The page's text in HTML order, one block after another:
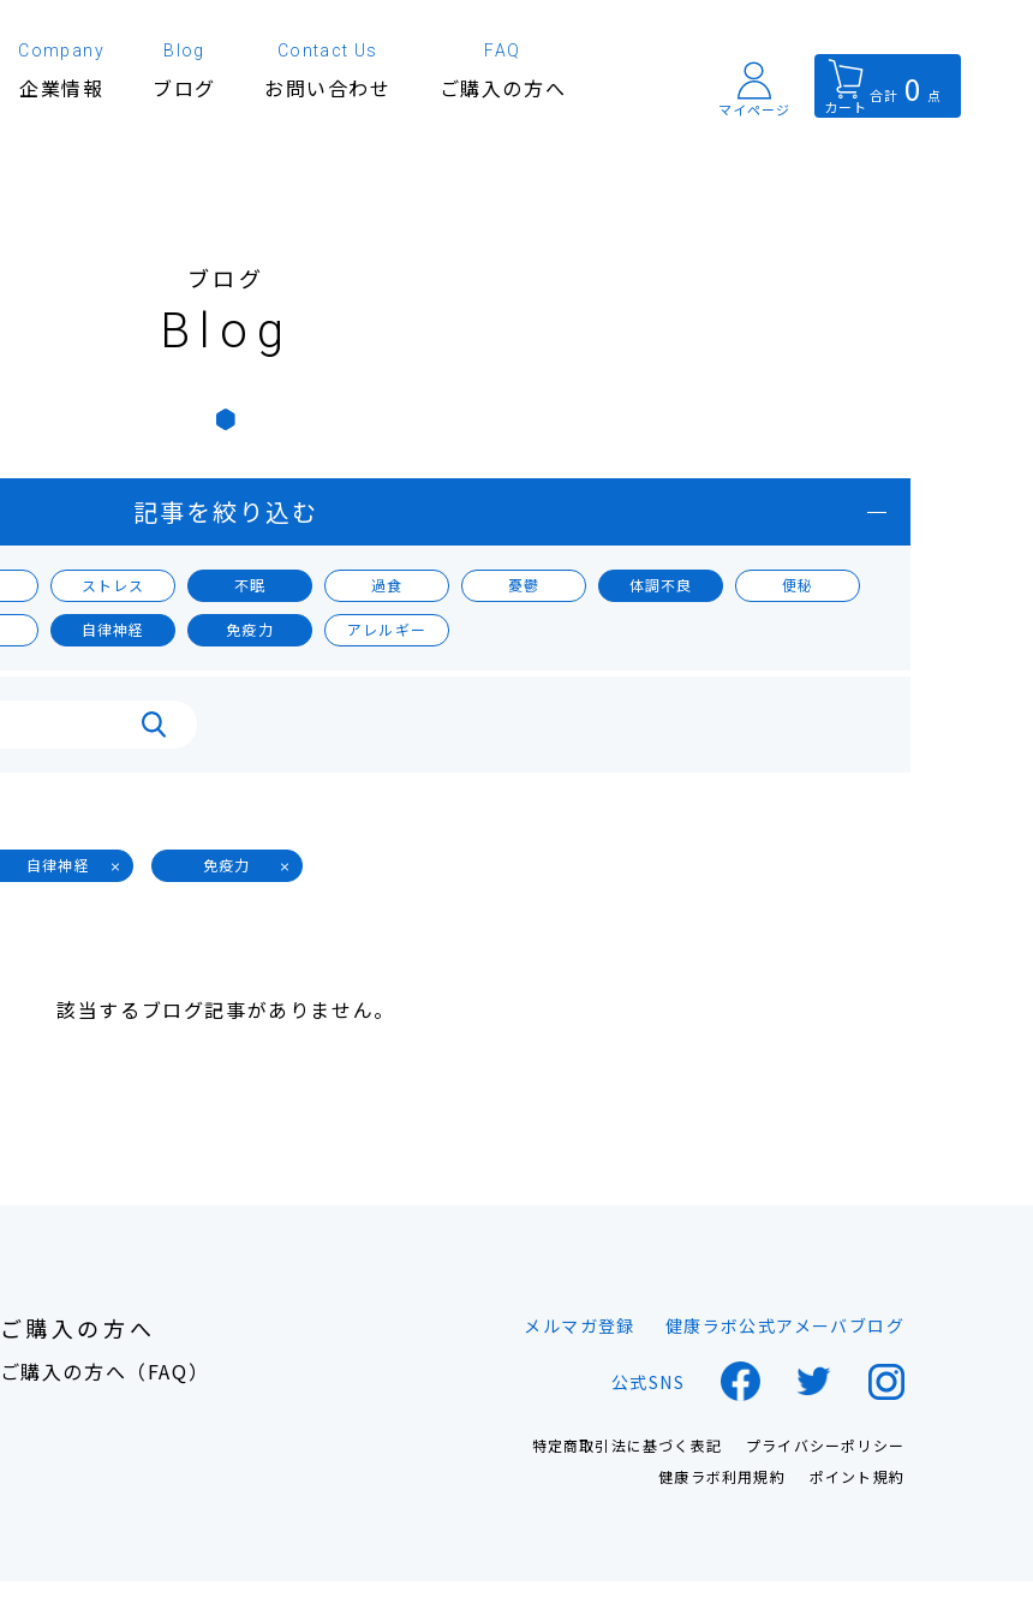
Company
企業情報
Blog
ブログ
Contact Us
お問い合わせ
FAQ
ご購入の方へ
マイページ カート
合計 0 点
ブログ
Blog
記事を絞り込む
ストレス 不眠 過食 憂鬱 体調不良 便秘
自律神経 免疫力 アレルギー
自律神経 免疫力
該当するブログ記事がありません。
ご購入の方へ
ご購入の方へ（FAQ）
メルマガ登録 健康ラボ公式アメーバブログ
公式SNS
特定商取引法に基づく表記
プライバシーポリシー
健康ラボ利用規約
ポイント規約